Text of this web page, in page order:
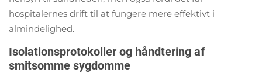
hospitalernes drift til at fungere mere effektivt i
almindelighed.
Isolationsprotokoller og håndtering af
smitsomme sygdomme